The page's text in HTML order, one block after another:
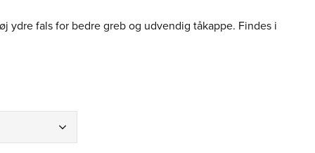
ydre fals for bedre greb og udvendig tåkappe. Findes i